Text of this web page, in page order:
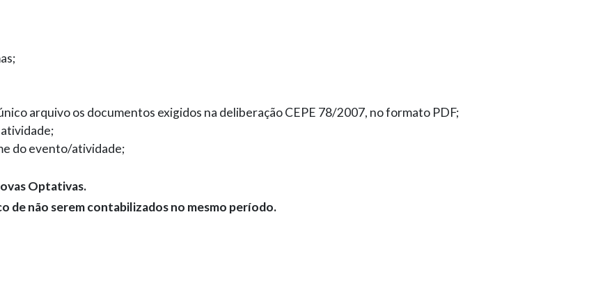
arquivo os documentos exigidos na deliberação CEPE 78/2007, no formato PDF;
do evento/atividade;
Optativas.
de não serem contabilizados no mesmo período.